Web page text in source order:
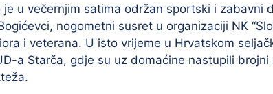
je u večernjim satima održan sportski i zabavni
nogometni susret u organizaciji NK
i veterana. U isto vrijeme u Hrvatskom
a Starča, gdje su uz domaćine nastupili